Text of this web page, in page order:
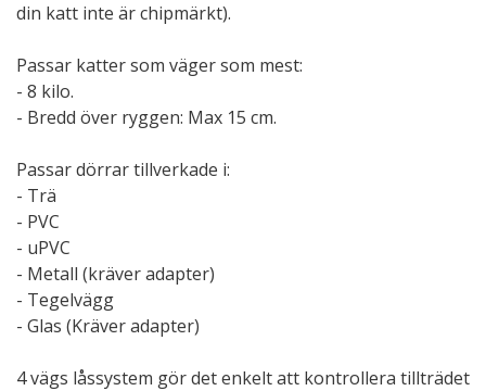
din katt inte är chipmärkt).
Passar katter som väger som mest:
- 8 kilo.
- Bredd över ryggen: Max 15 cm.
Passar dörrar tillverkade i:
- Trä
- PVC
- uPVC
- Metall (kräver adapter)
- Tegelvägg
- Glas (Kräver adapter)
4 vägs låssystem gör det enkelt att kontrollera tillträdet